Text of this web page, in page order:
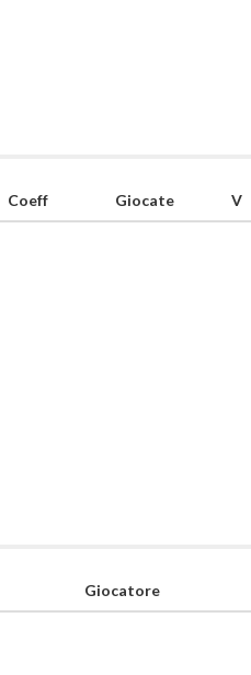
Coeff Giocate V
Giocatore